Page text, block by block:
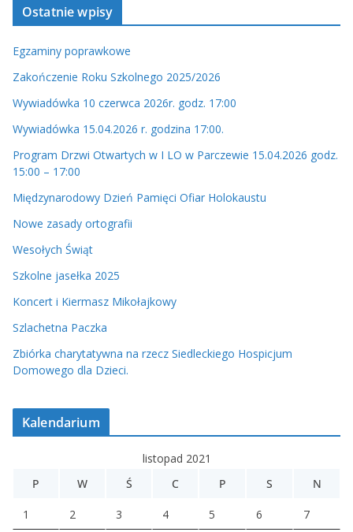
e
o
Ostatnie wpisy
Egzaminy poprawkowe
Zakończenie Roku Szkolnego 2025/2026
Wywiadówka 10 czerwca 2026r. godz. 17:00
Wywiadówka 15.04.2026 r. godzina 17:00.
Program Drzwi Otwartych w I LO w Parczewie 15.04.2026 godz.
15:00 – 17:00
Międzynarodowy Dzień Pamięci Ofiar Holokaustu
Nowe zasady ortografii
Wesołych Świąt
Szkolne jasełka 2025
Koncert i Kiermasz Mikołajkowy
Szlachetna Paczka
Zbiórka charytatywna na rzecz Siedleckiego Hospicjum
Domowego dla Dzieci.
Kalendarium
listopad 2021
P
W Ś C P S N
1 2 3 4 5 6 7